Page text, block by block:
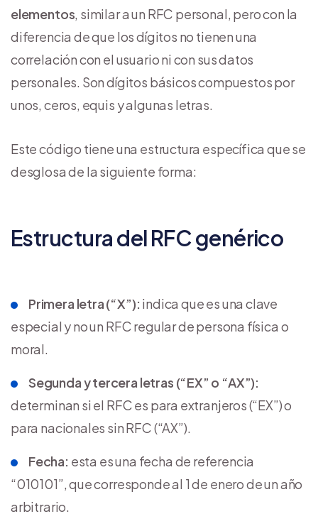
elementos, similar a un RFC personal, pero con la
diferencia de que los dígitos no tienen una
correlación con el usuario ni con sus datos
personales. Son dígitos básicos compuestos por
unos, ceros, equis y algunas letras.
Este código tiene una estructura específica que se
desglosa de la siguiente forma:
Estructura del RFC genérico
Primera letra (“X”): indica que es una clave
especial y no un RFC regular de persona física o
moral.
Segunda y tercera letras (“EX” o “AX”):
determinan si el RFC es para extranjeros (“EX”) o
para nacionales sin RFC (“AX”).
Fecha: esta es una fecha de referencia
“010101”, que corresponde al 1 de enero de un año
arbitrario.